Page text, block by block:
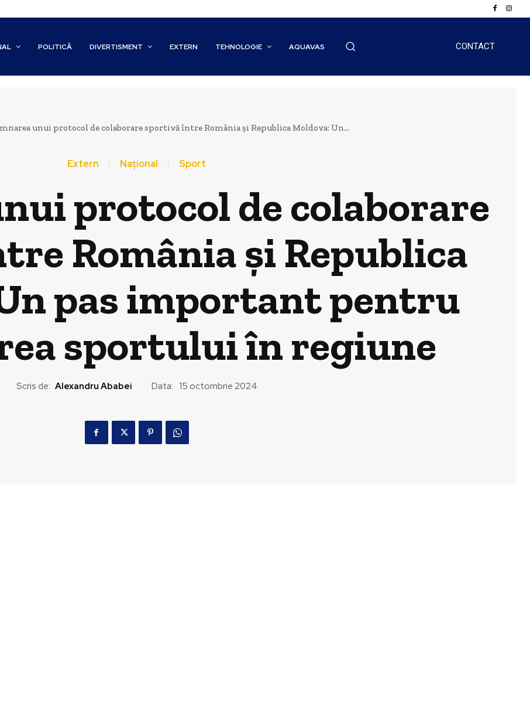
POLITICĂ DIVERTISMENT EXTERN TEHNOLOGIE AQUAVAS CONTACT
unui protocol de colaborare sportivă între România și Republica Moldova: Un...
Extern Național Sport
protocol de colaborare
România și Republica
pas important pentru
sportului în regiune
Scris de: Alexandru Ababei Data: 15 octombrie 2024